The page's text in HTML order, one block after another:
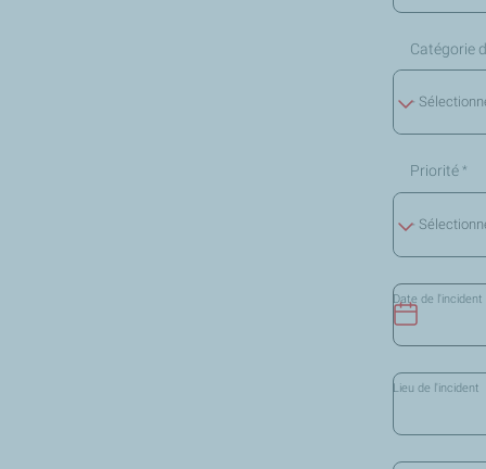
Catégorie
-
Priorité *
-
Date de l'incident
Lieu de l'incident